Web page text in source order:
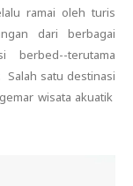
ramai oleh turis
dari berbagai
terutama
Salah satu destinasi
wisata akuatik